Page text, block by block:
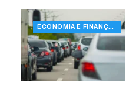
ECONOMIA E FINANÇAS